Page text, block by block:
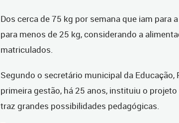
Dos cerca de 75 kg por semana que iam para
para menos de 25 kg, considerando a
matriculados.
Segundo o secretário municipal da
primeira gestão, há 25 anos, instituiu o
traz grandes possibilidades pedagógicas.